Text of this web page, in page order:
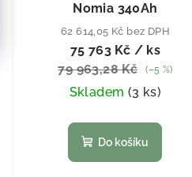
Nomia 340Ah
62 614,05 Kč bez DPH
75 763 Kč / ks
79 963,28 Kč
(–5 %)
Skladem (3 ks)
Do košíku